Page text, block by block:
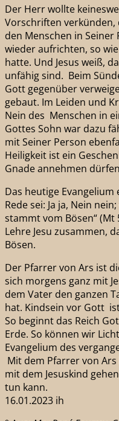
Der Herr wollte
Vorschriften
den Menschen in
wieder aufrichten, so
hatte. Und Jesus weiß,
unfähig sind. Beim
Gott gegenüber
gebaut. Im Leiden und
Nein des Menschen in
Gottes Sohn war dazu
mit Seiner Person
Heiligkeit ist ein
Gnade annehmen
Das heutige
Rede sei: Ja ja, Nein
stammt vom Bösen“ (Mt
Lehre Jesu zusammen,
Bösen.
Der Pfarrer von Ars ist
sich morgens ganz mit
dem Vater den ganzen
hat. Kindsein vor Gott
So beginnt das Reich
Erde. So können wir
Evangelium des
Mit dem Pfarrer von
mit dem Jesuskind
tun kann.
16.01.2023 ih